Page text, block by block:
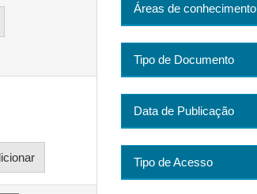
Áreas de conhecimento
Tipo de Documento
Data de Publicação
Tipo de Acesso